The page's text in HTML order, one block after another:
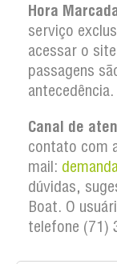
Hora
serviço
acessar o site
passagens
antecedência.
Canal de
contato com
mail:
dúvidas,
Boat. O
telefone (71)